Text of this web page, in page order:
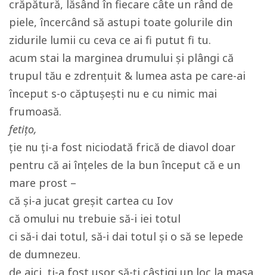
crăpătură, lăsând în fiecare câte un rând de
piele, încercând să astupi toate golurile din
zidurile lumii cu ceva ce ai fi putut fi tu.
acum stai la marginea drumului și plângi că
trupul tău e zdrențuit & lumea asta pe care-ai
început s-o căptușești nu e cu nimic mai
frumoasă.
fetițo,
ție nu ți-a fost niciodată frică de diavol doar
pentru că ai înțeles de la bun început că e un
mare prost –
că și-a jucat greșit cartea cu Iov
că omului nu trebuie să-i iei totul
ci să-i dai totul, să-i dai totul și o să se lepede
de dumnezeu.
de aici, ți-a fost ușor să-ți câștigi un loc la masa